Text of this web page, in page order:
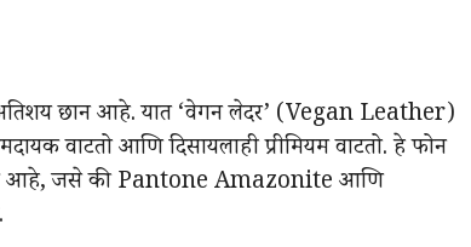
छान आहे. यात ‘वेगन लेदर’ (Vegan Leather)
वाटतो आणि दिसायलाही प्रीमियम वाटतो. हे फोन
आहे, जसे की Pantone Amazonite आणि